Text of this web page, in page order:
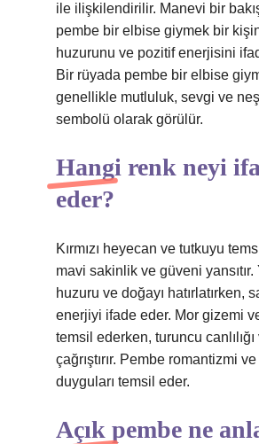
ile ilişkilendirilir. Manevi bir
pembe bir elbise giymek bir
huzurunu ve pozitif enerjisini
Bir rüyada pembe bir elbise
genellikle mutluluk, sevgi ve
sembolü olarak görülür.
Hangi renk neyi
eder?
Kırmızı heyecan ve tutkuyu
mavi sakinlik ve güveni
huzuru ve doğayı hatırlatırken,
enerjiyi ifade eder. Mor gizemi ve
temsil ederken, turuncu
çağrıştırır. Pembe romantizmi
duyguları temsil eder.
Açık pembe ne